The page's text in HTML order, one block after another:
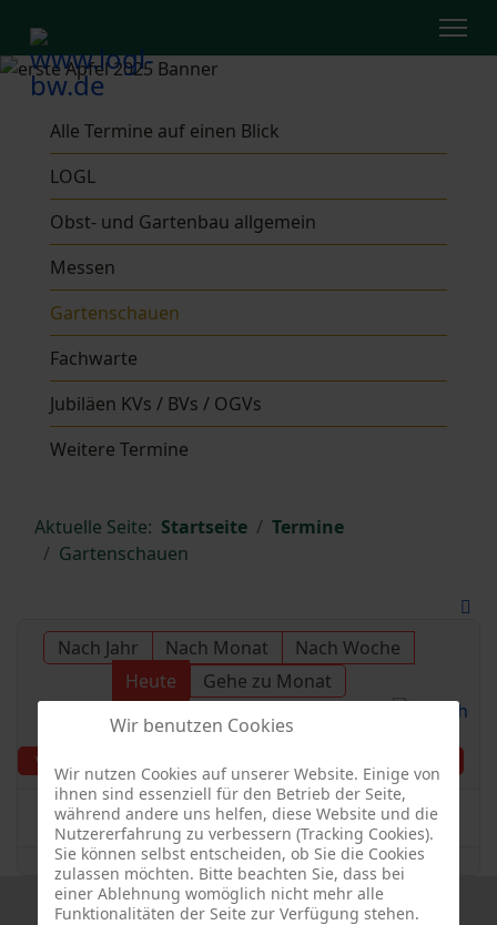
Alle Termine auf einen Blick
LOGL
Obst- und Gartenbau allgemein
Messen
Gartenschauen
Fachwarte
Jubiläen KVs / BVs / OGVs
Weitere Termine
Aktuelle Seite: Startseite
Termine
Gartenschauen
Nach Jahr Nach Monat
Nach Woche
Heute
Gehe zu Monat
Vorheriger Tag
Es wurden keine Events gefunden
Wir benutzen Cookies
Wir nutzen Cookies auf unserer Website. Einige von
ihnen sind essenziell für den Betrieb der Seite,
während andere uns helfen, diese Website und die
Nutzererfahrung zu verbessern (Tracking Cookies).
Sie können selbst entscheiden, ob Sie die Cookies
zulassen möchten. Bitte beachten Sie, dass bei
einer Ablehnung womöglich nicht mehr alle
Funktionalitäten der Seite zur Verfügung stehen.